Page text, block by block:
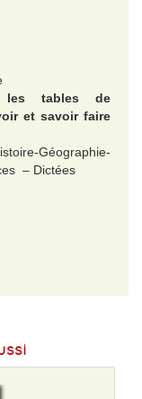
les tables de
et savoir faire
Géographie-
– Dictées